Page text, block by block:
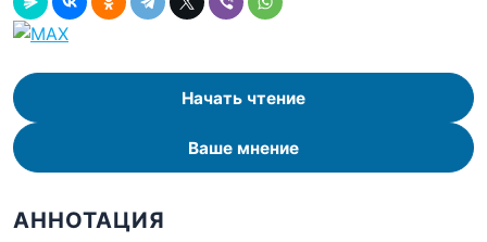
Начать чтение
Ваше мнение
АННОТАЦИЯ